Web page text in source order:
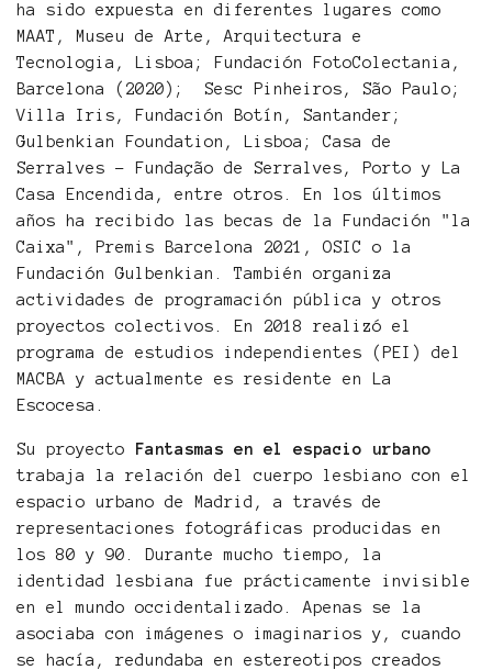
ha sido expuesta en diferentes lugares como
MAAT, Museu de Arte, Arquitectura e
Tecnologia, Lisboa; Fundación FotoColectania,
Barcelona (2020); Sesc Pinheiros, São Paulo;
Villa Iris, Fundación Botín, Santander;
Gulbenkian Foundation, Lisboa; Casa de
Serralves - Fundação de Serralves, Porto y La
Casa Encendida, entre otros. En los últimos
años ha recibido las becas de la Fundación "la
Caixa", Premis Barcelona 2021, OSIC o la
Fundación Gulbenkian. También organiza
actividades de programación pública y otros
proyectos colectivos. En 2018 realizó el
programa de estudios independientes (PEI) del
MACBA y actualmente es residente en La
Escocesa.
Su proyecto
Fantasmas en el espacio urbano
trabaja la relación del cuerpo lesbiano con el
espacio urbano de Madrid, a través de
representaciones fotográficas producidas en
los 80 y 90. Durante mucho tiempo, la
identidad lesbiana fue prácticamente invisible
en el mundo occidentalizado. Apenas se la
asociaba con imágenes o imaginarios y, cuando
se hacía, redundaba en estereotipos creados